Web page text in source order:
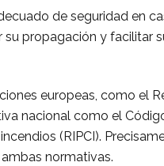
de seguridad en
propagación y facilitar
europeas, como el
nacional como el
(RIPCI).
normativas.